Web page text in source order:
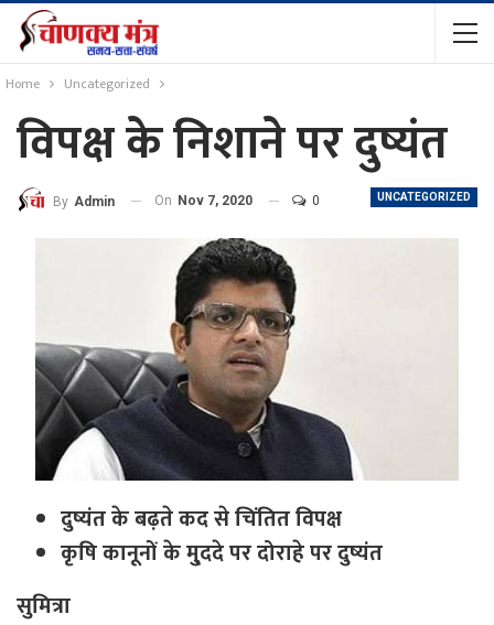
Home Uncategorized
विपक्ष के निशाने पर दुष्यंत
UNCATEGORIZED
By Admin On Nov 7, 2020 0
दुष्यंत के बढ़ते कद से चिंतित विपक्ष
कृषि कानूनों के मु्ददे पर दोराहे पर दुष्यंत
सुमित्रा